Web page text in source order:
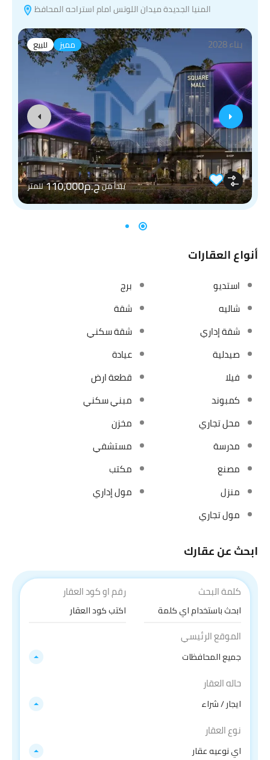
المنيا الجديدة ميدان اللوتس امام استراحه المحافظ
للبيع مميز بناء 2028
يبدأ منج.م110,000 للمتر
أنواع العقارات
استديو
برج
شاليه
شقة
شقة إداري
شقة سكني
صيدلية
عيادة
فيلا
قطعة ارض
كمبوند
مبني سكني
محل تجاري
مخزن
مدرسة
مستشفي
مصنع
مكتب
منزل
مول إداري
مول تجاري
ابحث عن عقارك
كلمة البحث رقم او كود العقار
الموقع الرئيسي
جميع المحافظات
حاله العقار
ايجار / شراء
نوع العقار
اي نوعيه عقار